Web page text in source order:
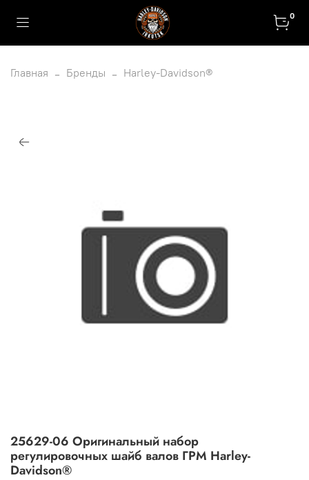
0
Главная Бренды Harley-Davidson®
25629-06 Оригинальный набор
регулировочных шайб валов ГРМ Harley-
Davidson®